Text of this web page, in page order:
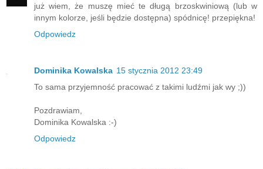
już wiem, że muszę mieć te długą brzoskwiniową (lub w
innym kolorze, jeśli będzie dostępna) spódnicę! przepiękna!
Odpowiedz
Dominika Kowalska 15 stycznia 2012 23:49
To sama przyjemność pracować z takimi ludźmi jak wy ;))
Pozdrawiam,
Dominika Kowalska :-)
Odpowiedz